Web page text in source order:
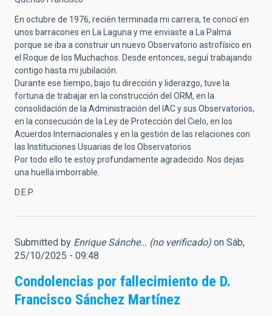
En octubre de 1976, recién terminada mi carrera, te conocí en
unos barracones en La Laguna y me enviaste a La Palma
porque se iba a construir un nuevo Observatorio astrofísico en
el Roque de los Muchachos. Desde entonces, seguí trabajando
contigo hasta mi jubilación.
Durante ese tiempo, bajo tu dirección y liderazgo, tuve la
fortuna de trabajar en la construcción del ORM, en la
consolidación de la Administración del IAC y sus Observatorios,
en la consecución de la Ley de Protección del Cielo, en los
Acuerdos Internacionales y en la gestión de las relaciones con
las Instituciones Usuarias de los Observatorios.
Por todo ello te estoy profundamente agradecido. Nos dejas
una huella imborrable.
D.E.P.
Submitted by Enrique Sánche… (no verificado) on Sáb,
25/10/2025 - 09:48
Condolencias por fallecimiento de D.
Francisco Sánchez Martínez